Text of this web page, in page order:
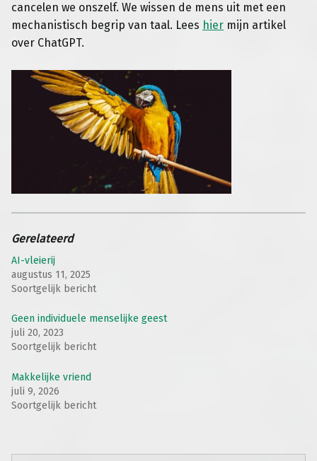
cancelen we onszelf. We wissen de mens uit met een
mechanistisch begrip van taal. Lees hier mijn artikel
over ChatGPT.
Gerelateerd
AI-vleierij
augustus 11, 2025
Soortgelijk bericht
Geen individuele menselijke geest
juli 20, 2023
Soortgelijk bericht
Makkelijke vriend
juli 9, 2026
Soortgelijk bericht